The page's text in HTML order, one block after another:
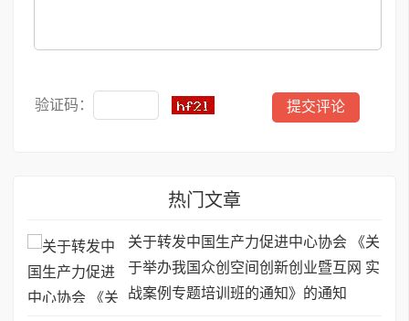
验证码：
热门文章
关于转发中国生产力促进中心协会 《关
于举办我国众创空间创新创业暨互网 实
战案例专题培训班的通知》的通知